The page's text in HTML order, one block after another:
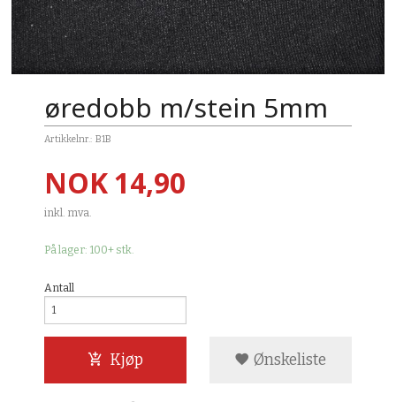
øredobb m/stein 5mm
Artikkelnr.: B1B
Pris
NOK14,90
inkl. mva.
På lager: 100+ stk.
Antall
Kjøp Ønskeliste